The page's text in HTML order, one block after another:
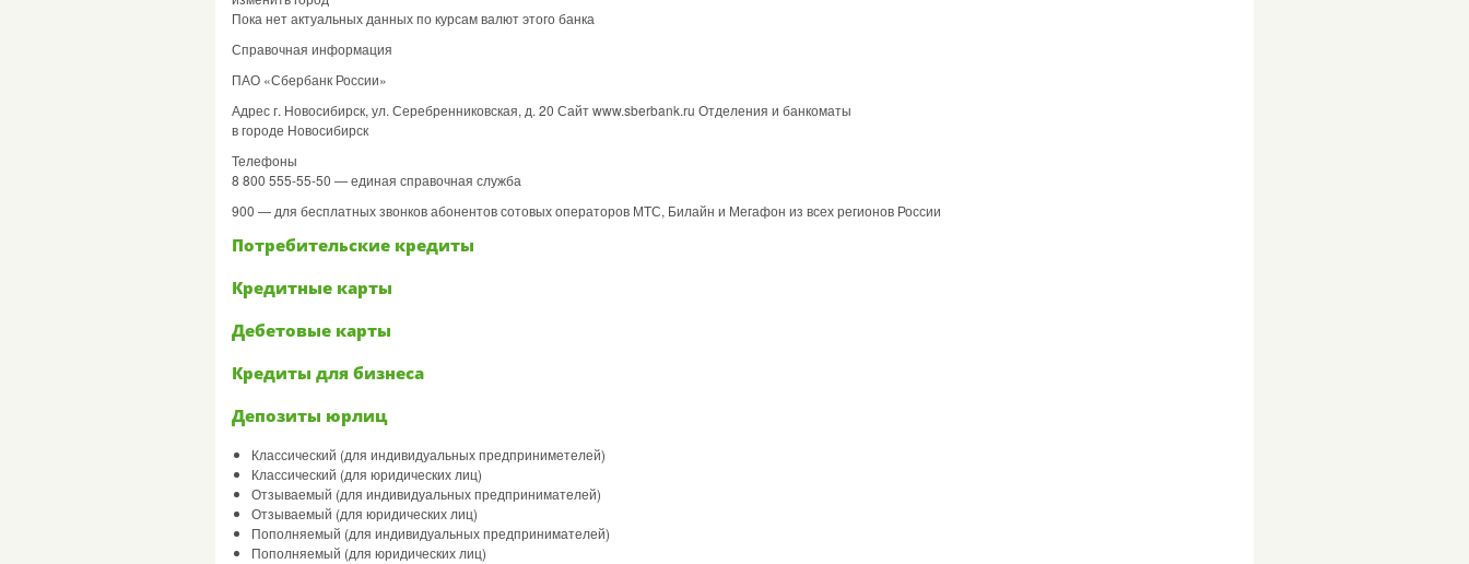
Пока нет актуальных данных по курсам валют этого банка
Справочная информация
ПАО «Сбербанк России»
Адрес г. Новосибирск, ул. Серебренниковская, д. 20 Сайт www.sberbank.ru Отделения и банкоматы
в городе Новосибирск
Телефоны
8 800 555-55-50 — единая справочная служба
900 — для бесплатных звонков абонентов сотовых операторов МТС, Билайн и Мегафон из всех регионов России
Потребительские кредиты
Кредитные карты
Дебетовые карты
Кредиты для бизнеса
Депозиты юрлиц
Классический (для индивидуальных предприниметелей)
Классический (для юридических лиц)
Отзываемый (для индивидуальных предпринимателей)
Отзываемый (для юридических лиц)
Пополняемый (для индивидуальных предпринимателей)
Пополняемый (для юридических лиц)